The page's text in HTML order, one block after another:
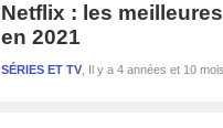
Netflix : les
en 2021
Il y a 4 années et 10 mois
SÉRIES ET TV